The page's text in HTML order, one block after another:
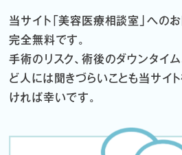
当サイト「美容医療相談室」への
完全無料です。
手術のリスク、術後のダウンタイ
ど 人には聞きづらいことも当サイ
ければ幸いです。